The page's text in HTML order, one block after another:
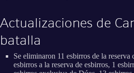
Actualizaciones de
batalla
Se eliminaron 11 esbirros de la reserva
esbirros a la reserva de esbirros, 1